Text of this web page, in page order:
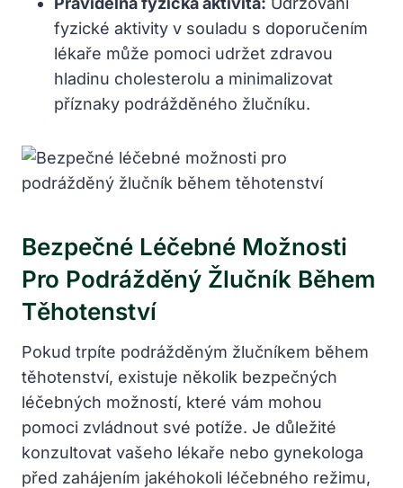
fyzické aktivity v souladu s doporučením
lékaře může pomoci udržet zdravou
hladinu cholesterolu a minimalizovat
příznaky podrážděného žlučníku.
Bezpečné Léčebné Možnosti
Pro Podrážděný Žlučník Během
Těhotenství
Pokud trpíte podrážděným žlučníkem během
těhotenství, existuje několik bezpečných
léčebných možností, které vám mohou
pomoci zvládnout své potíže. Je důležité
konzultovat vašeho lékaře nebo gynekologa
před zahájením jakéhokoli léčebného režimu,